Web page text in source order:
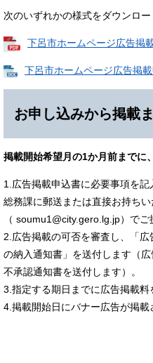
次のいずれかの様式をダウンロ
下呂市ホームページ広告掲
下呂市ホームページ広告掲
お申し込みから掲載
掲載開始希望月の1か月前までに
1.広告掲載申込書に必要事項を記
総務課に郵送または直接お持ち
（ soumu1@city.gero.lg.jp）でご
2.広告掲載の可否を審査し、「
の納入通知書」を送付します（
不承認通知書を送付します）。
​3.指定する期日までに広告掲載
4.掲載開始日にバナー広告が掲載